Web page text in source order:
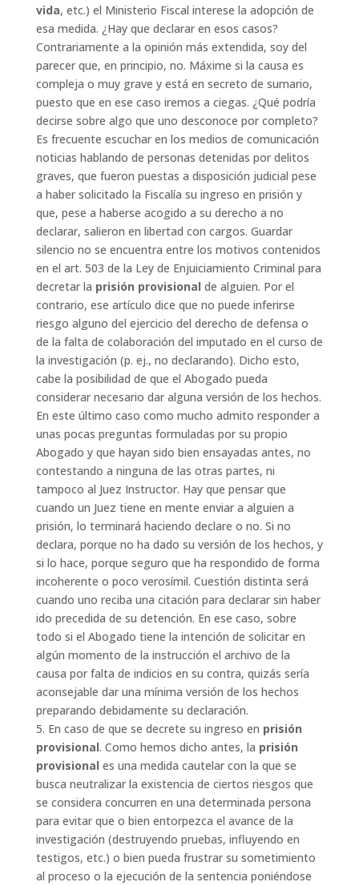
vida, etc.) el Ministerio Fiscal interese la adopción de
esa medida. ¿Hay que declarar en esos casos?
Contrariamente a la opinión más extendida, soy del
parecer que, en principio, no. Máxime si la causa es
compleja o muy grave y está en secreto de sumario,
puesto que en ese caso iremos a ciegas. ¿Qué podría
decirse sobre algo que uno desconoce por completo?
Es frecuente escuchar en los medios de comunicación
noticias hablando de personas detenidas por delitos
graves, que fueron puestas a disposición judicial pese
a haber solicitado la Fiscalía su ingreso en prisión y
que, pese a haberse acogido a su derecho a no
declarar, salieron en libertad con cargos. Guardar
silencio no se encuentra entre los motivos contenidos
en el art. 503 de la Ley de Enjuiciamiento Criminal para
decretar la prisión provisional de alguien. Por el
contrario, ese artículo dice que no puede inferirse
riesgo alguno del ejercicio del derecho de defensa o
de la falta de colaboración del imputado en el curso de
la investigación (p. ej., no declarando). Dicho esto,
cabe la posibilidad de que el Abogado pueda
considerar necesario dar alguna versión de los hechos.
En este último caso como mucho admito responder a
unas pocas preguntas formuladas por su propio
Abogado y que hayan sido bien ensayadas antes, no
contestando a ninguna de las otras partes, ni
tampoco al Juez Instructor. Hay que pensar que
cuando un Juez tiene en mente enviar a alguien a
prisión, lo terminará haciendo declare o no. Si no
declara, porque no ha dado su versión de los hechos, y
si lo hace, porque seguro que ha respondido de forma
incoherente o poco verosímil. Cuestión distinta será
cuando uno reciba una citación para declarar sin haber
ido precedida de su detención. En ese caso, sobre
todo si el Abogado tiene la intención de solicitar en
algún momento de la instrucción el archivo de la
causa por falta de indicios en su contra, quizás sería
aconsejable dar una mínima versión de los hechos
preparando debidamente su declaración.
5. En caso de que se decrete su ingreso en prisión
provisional. Como hemos dicho antes, la prisión
provisional es una medida cautelar con la que se
busca neutralizar la existencia de ciertos riesgos que
se considera concurren en una determinada persona
para evitar que o bien entorpezca el avance de la
investigación (destruyendo pruebas, influyendo en
testigos, etc.) o bien pueda frustrar su sometimiento
al proceso o la ejecución de la sentencia poniéndose